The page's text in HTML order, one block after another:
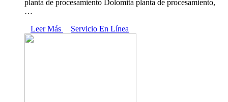
planta de procesamiento Dolomita planta de procesamiento,
…
Leer Más
Servicio En Línea